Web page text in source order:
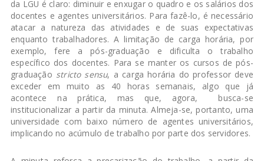
da LGU é claro: diminuir e enxugar o quadro e os salários dos
docentes e agentes universitários. Para fazê-lo, é necessário
atacar a natureza das atividades e de suas expectativas
enquanto trabalhadores. A limitação de carga horária, por
exemplo, fere a pós-graduação e dificulta o trabalho
específico dos docentes. Para se manter os cursos de pós-
graduação stricto sensu, a carga horária do professor deve
exceder em muito as 40 horas semanais, algo que já
acontece na prática, mas que, agora, busca-se
institucionalizar a partir da minuta. Almeja-se, portanto, uma
universidade com baixo número de agentes universitários,
implicando no acúmulo de trabalho por parte dos servidores.